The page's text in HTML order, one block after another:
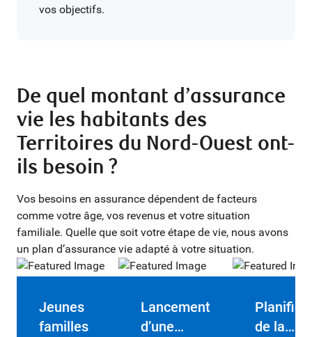
vos objectifs.
De quel montant d’assurance
vie les habitants des
Territoires du Nord-Ouest ont-
ils besoin ?
Vos besoins en assurance dépendent de facteurs
comme votre âge, vos revenus et votre situation
familiale. Quelle que soit votre étape de vie, nous avons
un plan d’assurance vie adapté à votre situation.
Jeunes
familles
Lancement
d’une
de la